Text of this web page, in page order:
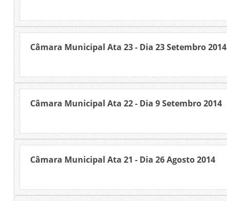
Câmara Municipal Ata 23 - Dia 23 Setembro 2014
Câmara Municipal Ata 22 - Dia 9 Setembro 2014
Câmara Municipal Ata 21 - Dia 26 Agosto 2014